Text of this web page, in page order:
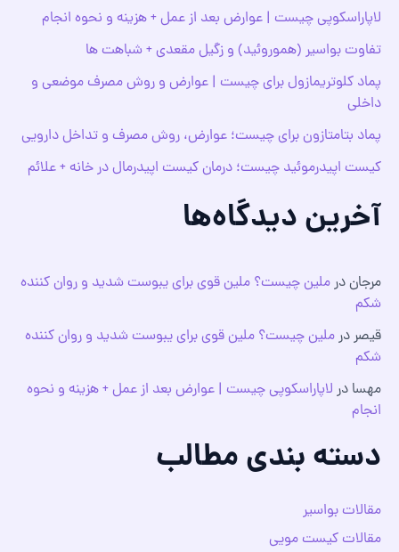
لاپاراسکوپی چیست | عوارض بعد از عمل + هزینه و نحوه انجام
تفاوت بواسیر (هموروئید) و زگیل مقعدی + شباهت ها
پماد کلوتریمازول برای چیست | عوارض و روش مصرف موضعی و
داخلی
پماد بتامتازون برای چیست؛ عوارض، روش مصرف و تداخل دارویی
کیست اپیدرموئید چیست؛ درمان کیست اپیدرمال در خانه + علائم
آخرین دیدگاه‌ها
مرجاندرملین چیست؟ ملین قوی برای یبوست شدید و روان کننده
شکم
قیصردرملین چیست؟ ملین قوی برای یبوست شدید و روان کننده
شکم
مهسا در لاپاراسکوپی چیست | عوارض بعد از عمل + هزینه و نحوه
انجام
دسته بندی مطالب
مقالات بواسیر
مقالات کیست مویی